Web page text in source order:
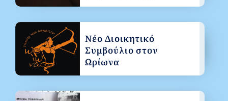
Νέο Διοικητικό
Συμβούλιο στον
Ωρίωνα